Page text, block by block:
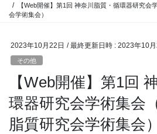
【Web開催】第1回 神奈川脂質・循環器研究会
会学術集会）
2023年10月22日 / 最終更新日時 : 2023年10月
その他
【Web開催】第1回
環器研究会学術集会
脂質研究会学術集会）